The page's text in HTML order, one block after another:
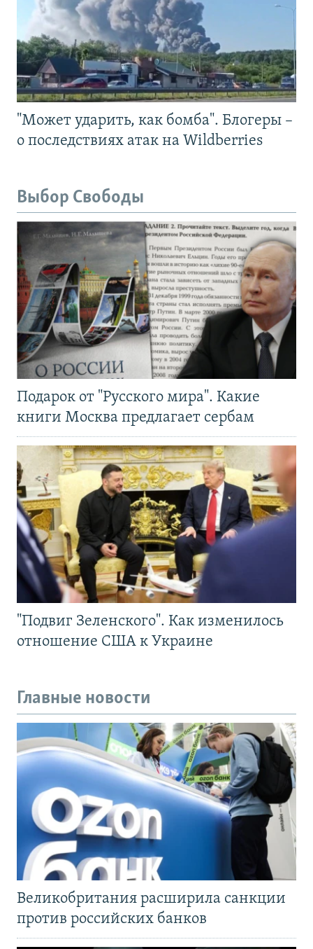
"Может ударить, как бомба". Блогеры –
о последствиях атак на Wildberries
Выбор Свободы
Подарок от "Русского мира". Какие
книги Москва предлагает сербам
"Подвиг Зеленского". Как изменилось
отношение США к Украине
Главные новости
Великобритания расширила санкции
против российских банков